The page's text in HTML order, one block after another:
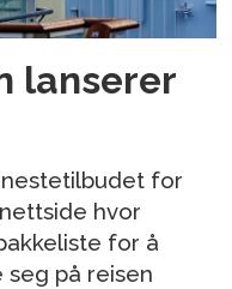
lanserer
for
hvor
for å
på reisen